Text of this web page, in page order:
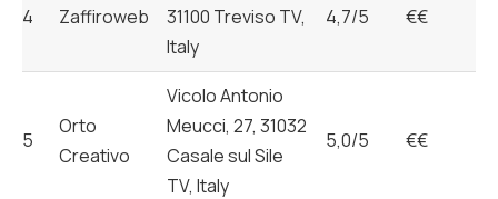
4 Zaffiroweb
31100 Treviso TV,
Italy
4,7/5 €€
5
Orto
Creativo
Vicolo Antonio
Meucci, 27, 31032
Casale sul Sile
TV, Italy
5,0/5 €€